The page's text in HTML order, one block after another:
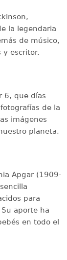
la legendaria
de músico,
y escritor.
6, que días
de la
imágenes
planeta.
Apgar (1909-
para
aporte ha
en todo el